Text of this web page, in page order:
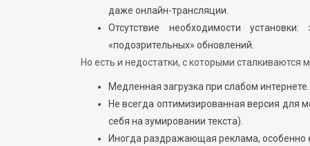
даже онлайн-трансляции.
Отсутствие необходимости
«подозрительных» обновлений.
Но есть и недостатки, с которыми сталкиваются
Медленная загрузка при слабом интернете.
Не всегда оптимизированная версия для
себя на зумировании текста).
Иногда раздражающая реклама, особенно